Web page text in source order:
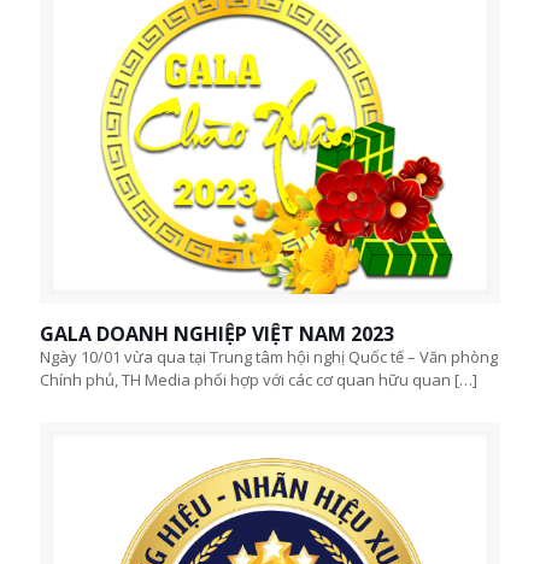
GALA DOANH NGHIỆP VIỆT NAM 2023
Ngày 10/01 vừa qua tại Trung tâm hội nghị Quốc tế – Văn phòng
Chính phủ, TH Media phối hợp với các cơ quan hữu quan […]